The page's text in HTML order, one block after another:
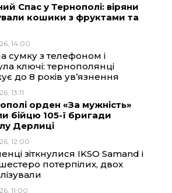
Спас у Тернополі: віряни
кошики з фруктами та
14:00
сумку з телефоном і
ключі: тернополянці
до 8 років ув’язнення
13:11
орден «За мужність»
бійцю 105-ї бригади
Дерлиці
12:00
зіткнулися IKSO Samand і
потерпілих, двох
11:00